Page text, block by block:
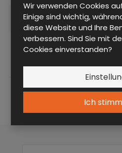
Wir verwenden Cookies
Einige sind wichtig,
diese Website und Ihre
verbessern. Sind Sie mit
Cookies einverstanden?
Ich
Varianten der Sitzfläche
Breite (mm)
Fragen S1L